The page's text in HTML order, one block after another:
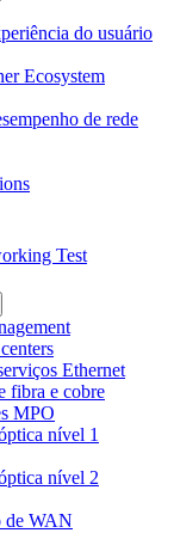
do usuário
Ecosystem
de rede
Test
Ethernet
fibra e cobre
MPO
nível 1
nível 2
de WAN